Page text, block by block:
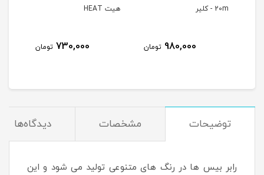
20m - کلیر
980,000 تومان
هیت HEAT
730,000 تومان
توضیحات مشخصات دیدگاه‌ها
رابر بیس ها در رنگ های متنوعی تولید می شود و این